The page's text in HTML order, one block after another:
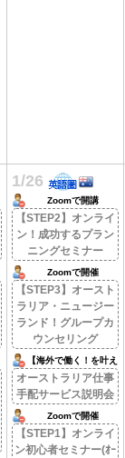
1/26
Zoomで開講
【STEP2】オンライ
ン！成功するプラン
ニングセミナー
Zoomで開催
【STEP3】オースト
ラリア・ニュージー
ランド！グループカ
ウンセリング
【海外で働く！を叶え
る。】
オーストラリア仕事
手配サービス説明会
Zoomで開催
【STEP1】オンライ
ン初心者セミナー(ｵｰ